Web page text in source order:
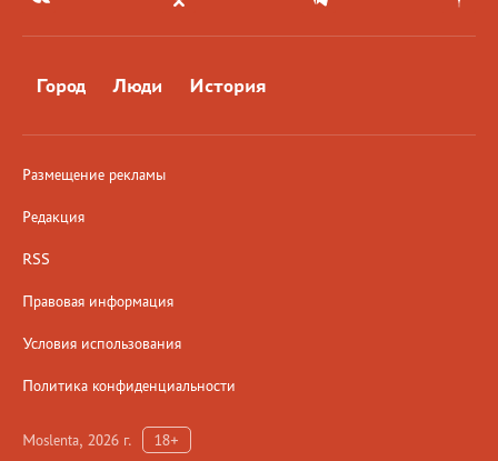
Город Люди История
Размещение рекламы
Редакция
RSS
Правовая информация
Условия использования
Политика конфиденциальности
Moslenta, 2026 г. 18+